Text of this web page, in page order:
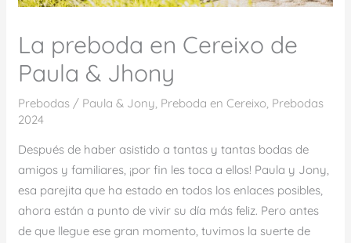
La preboda en Cereixo de
Paula & Jhony
Prebodas / Paula & Jony, Preboda en Cereixo, Prebodas
2024
Después de haber asistido a tantas y tantas bodas de
amigos y familiares, ¡por fin les toca a ellos! Paula y Jony,
esa parejita que ha estado en todos los enlaces posibles,
ahora están a punto de vivir su día más feliz. Pero antes
de que llegue ese gran momento, tuvimos la suerte de